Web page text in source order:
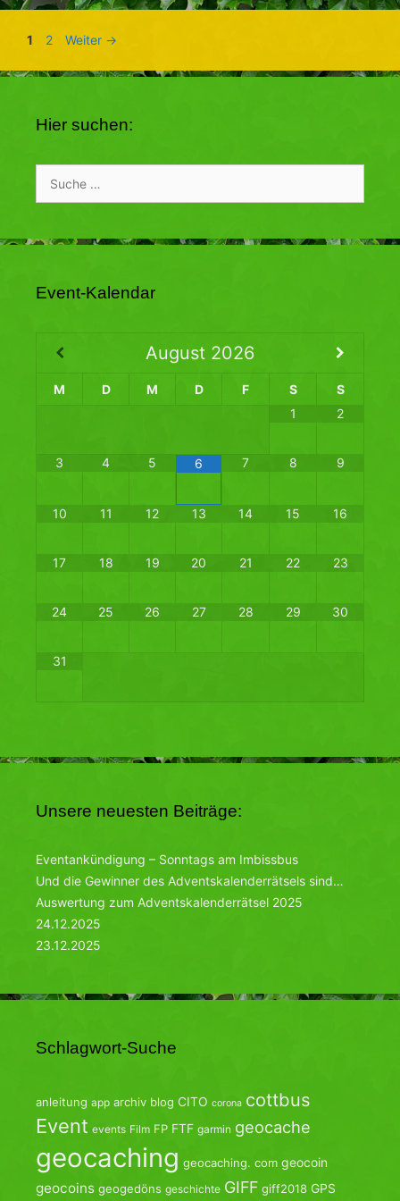
Seite
1 Seite
2 Weiter →
Hier suchen:
nach:
Event-Kalendar
August 2026
M D M D F S
S
1
2
3 4 5 6 7 8 9
10 11 12 13 14 15 16
17 18 19 20 21 22 23
24 25 26 27 28 29 30
31
Unsere neuesten Beiträge:
Eventankündigung – Sonntags am Imbissbus
Und die Gewinner des Adventskalenderrätsels sind…
Auswertung zum Adventskalenderrätsel 2025
24.12.2025
23.12.2025
Schlagwort-Suche
anleitung app archiv blog CITO corona cottbus
Event events Film FP FTF garmin geocache
geocaching geocaching. com geocoin
geocoins geogedöns geschichte GIFF giff2018 GPS